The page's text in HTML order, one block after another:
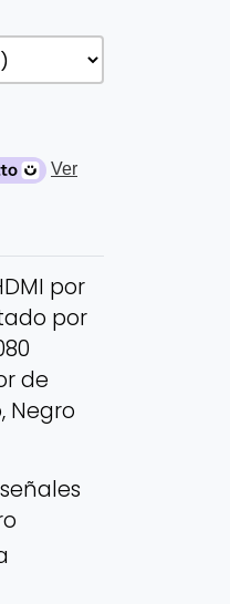
Ver
por
por
de
Negro